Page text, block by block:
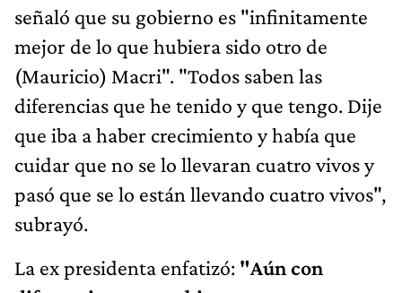
señaló que su gobierno es "infinitamente
mejor de lo que hubiera sido otro de
(Mauricio) Macri". "Todos saben las
diferencias que he tenido y que tengo. Dije
que iba a haber crecimiento y había que
cuidar que no se lo llevaran cuatro vivos y
pasó que se lo están llevando cuatro vivos",
subrayó.
La ex presidenta enfatizó: "Aún con